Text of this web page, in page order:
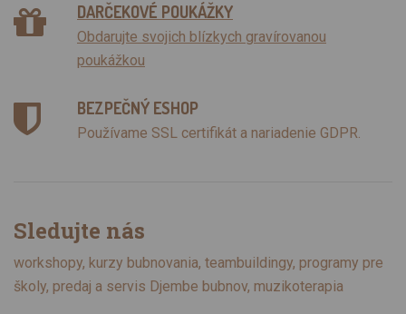
DARČEKOVÉ POUKÁŽKY
Obdarujte svojich blízkych gravírovanou
poukážkou
BEZPEČNÝ ESHOP
Používame SSL certifikát a nariadenie GDPR.
Sledujte nás
workshopy, kurzy bubnovania, teambuildingy, programy pre
školy, predaj a servis Djembe bubnov, muzikoterapia